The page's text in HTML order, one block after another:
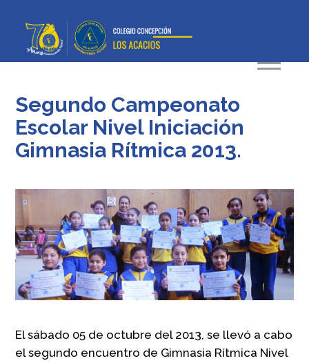
Segundo Campeonato
Escolar Nivel Iniciación
Gimnasia Rítmica 2013.
El sábado 05 de octubre del 2013, se llevó a cabo
el segundo encuentro de Gimnasia Rítmica Nivel